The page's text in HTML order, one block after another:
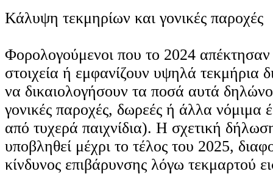
Κάλυψη τεκμηρίων και γονικές παροχές
Φορολογούμενοι που το 2024 απέκτησαν
στοιχεία ή εμφανίζουν υψηλά τεκμήρια
να δικαιολογήσουν τα ποσά αυτά
γονικές παροχές, δωρεές ή άλλα νόμιμα
από τυχερά παιχνίδια). Η σχετική
υποβληθεί μέχρι το τέλος του 2025,
κίνδυνος επιβάρυνσης λόγω τεκμαρτού